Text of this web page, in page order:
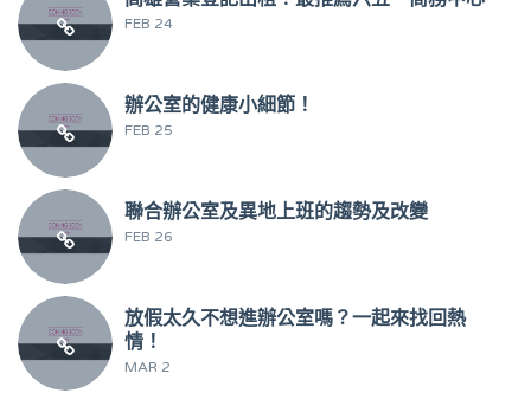
FEB 24
辦公室的健康小細節！
FEB 25
聯合辦公室及異地上班的趨勢及改變
FEB 26
放假太久不想進辦公室嗎？一起來找回熱
情！
MAR 2